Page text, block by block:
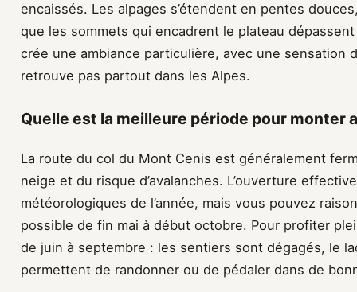
encaissés. Les alpages s’étendent en pentes
que les sommets qui encadrent le plateau
crée une ambiance particulière, avec une sensation
retrouve pas partout dans les Alpes.
Quelle est la meilleure période pour monter
La route du col du Mont Cenis est généralement
neige et du risque d’avalanches. L’ouverture
météorologiques de l’année, mais vous pouvez
possible de fin mai à début octobre. Pour profiter
de juin à septembre : les sentiers sont dégagés, le
permettent de randonner ou de pédaler dans de